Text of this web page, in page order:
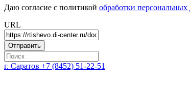
Даю согласие с политикой обработки
URL
г. Саратов +7 (8452) 51-22-51